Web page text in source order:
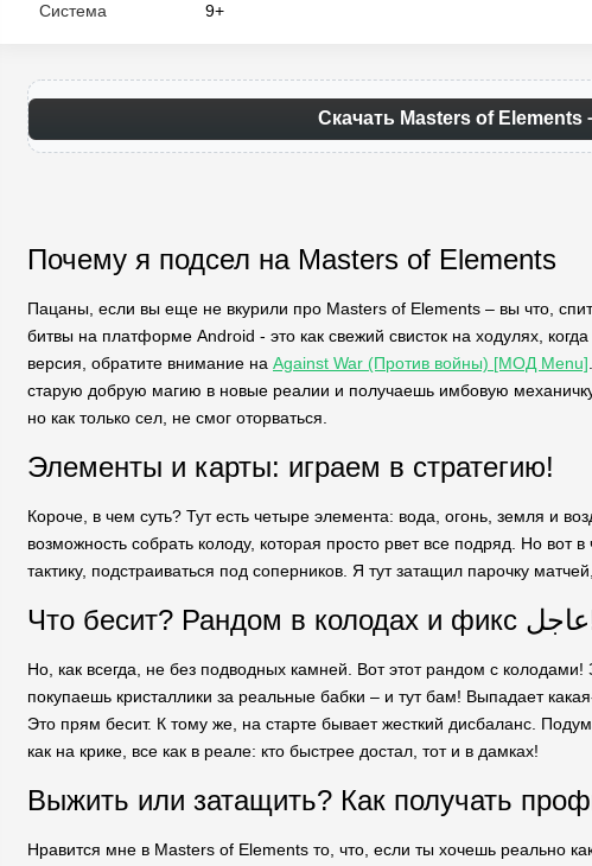
Система 9+
Скачать Masters of
Почему я подсел на Masters of Elements
Пацаны, если вы еще не вкурили про Masters of Elements – вы что,
битвы на платформе Android - это как свежий свисток на ходулях,
версия, обратите внимание на Against War (Против войны) [МОД Menu]
старую добрую магию в новые реалии и получаешь имбовую
но как только сел, не смог оторваться.
Элементы и карты: играем в стратегию!
Короче, в чем суть? Тут есть четыре элемента: вода, огонь, земля и
возможность собрать колоду, которая просто рвет все подряд. Но
тактику, подстраиваться под соперников. Я тут затащил парочку
Но, как всегда, не без подводных камней. Вот этот рандом с
покупаешь кристаллики за реальные бабки – и тут бам! Выпадает
Это прям бесит. К тому же, на старте бывает жесткий дисбаланс.
как на крике, все как в реале: кто быстрее достал, тот и в дамках!
Выжить или затащить? Как получать
Нравится мне в Masters of Elements то, что, если ты хочешь реально